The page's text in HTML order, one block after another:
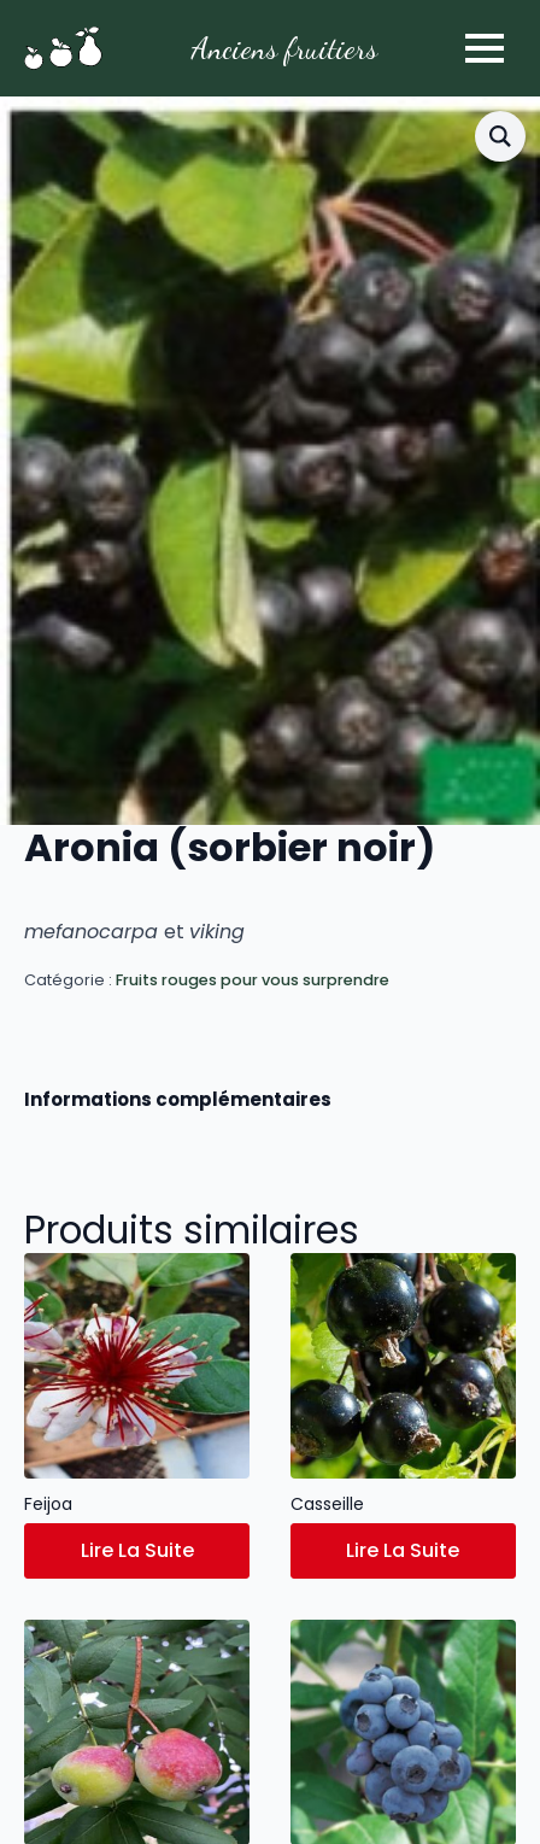
Anciens fruitiers
Aronia (sorbier noir)
mefanocarpa et viking
Catégorie : Fruits rouges pour vous surprendre
Informations complémentaires
Produits similaires
Feijoa
Lire La Suite
Casseille
Lire La Suite